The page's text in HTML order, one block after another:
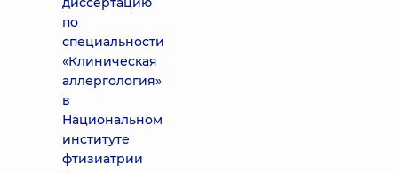
по
специальности
«Клиническая
аллергология»
в
Национальном
институте
фтизиатрии